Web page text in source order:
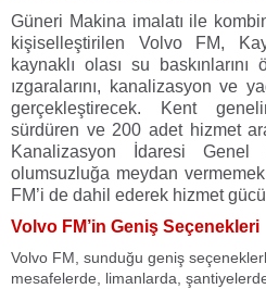
Güneri Makina imalatı ile
kişiselleştirilen Volvo FM,
kaynaklı olası su
ızgaralarını, kanalizasyon ve
gerçekleştirecek. Kent
sürdüren ve 200 adet hizmet
Kanalizasyon İdaresi Genel
olumsuzluğa meydan
FM’i de dahil ederek hizmet
Volvo FM’in Geniş Seçenekleri
Volvo FM, sunduğu geniş
mesafelerde, limanlarda,